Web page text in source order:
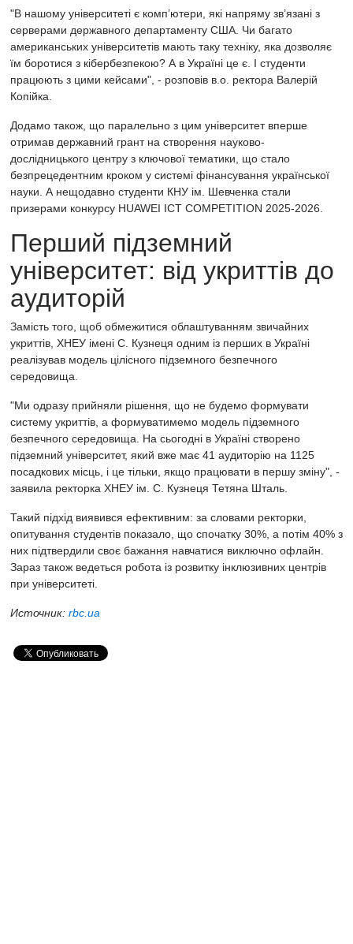
"В нашому університеті є комп’ютери, які напряму зв’язані з
серверами державного департаменту США. Чи багато
американських університетів мають таку техніку, яка дозволяє
їм боротися з кібербезпекою? А в Україні це є. І студенти
працюють з цими кейсами", - розповів в.о. ректора Валерій
Копійка.
Додамо також, що паралельно з цим університет вперше
отримав державний грант на створення науково-
дослідницького центру з ключової тематики, що стало
безпрецедентним кроком у системі фінансування української
науки. А нещодавно студенти КНУ ім. Шевченка стали
призерами конкурсу HUAWEI ICT COMPETITION 2025-2026.
Перший підземний
університет: від укриттів до
аудиторій
Замість того, щоб обмежитися облаштуванням звичайних
укриттів, ХНЕУ імені С. Кузнеця одним із перших в Україні
реалізував модель цілісного підземного безпечного
середовища.
"Ми одразу прийняли рішення, що не будемо формувати
систему укриттів, а формуватимемо модель підземного
безпечного середовища. На сьогодні в Україні створено
підземний університет, який вже має 41 аудиторію на 1125
посадкових місць, і це тільки, якщо працювати в першу зміну", -
заявила ректорка ХНЕУ ім. С. Кузнеця Тетяна Шталь.
Такий підхід виявився ефективним: за словами ректорки,
опитування студентів показало, що спочатку 30%, а потім 40% з
них підтвердили своє бажання навчатися виключно офлайн.
Зараз також ведеться робота із розвитку інклюзивних центрів
при університеті.
Источник: rbc.ua